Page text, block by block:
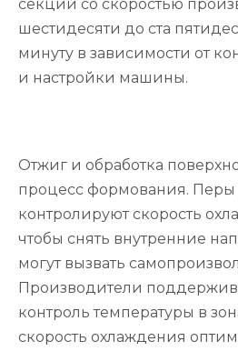
секций со скоростью
шестидесяти до ста
минуту в зависимости от
и настройки машины.
Отжиг и обработка
процесс формования. Перы
контролируют скорость
чтобы снять внутренние
могут вызвать
Производители
контроль температуры в
скорость охлаждения